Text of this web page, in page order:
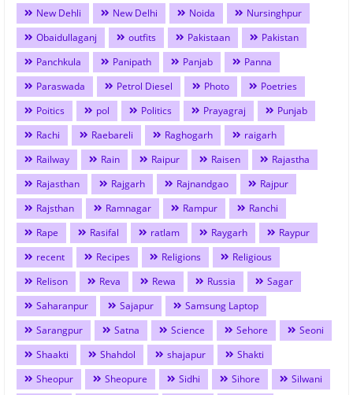
New Dehli
New Delhi Noida
Nursinghpur
Obaidullaganj
outfits Pakistaan
Pakistan
Panchkula
Panipath Panjab
Panna
Paraswada
Petrol Diesel Photo
Poetries
Poitics
pol Politics Prayagraj
Punjab
Rachi
Raebareli Raghogarh
raigarh
Railway
Rain Raipur Raisen
Rajastha
Rajasthan
Rajgarh Rajnandgao
Rajpur
Rajsthan
Ramnagar Rampur
Ranchi
Rape
Rasifal ratlam Raygarh
Raypur
recent
Recipes Religions
Religious
Relison
Reva Rewa Russia
Sagar
Saharanpur
Sajapur
Samsung Laptop
Sarangpur
Satna Science Sehore
Seoni
Shaakti
Shahdol shajapur
Shakti
Sheopur
Sheopure Sidhi Sihore
Silwani